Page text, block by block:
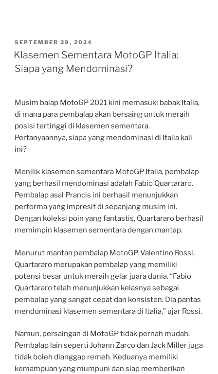
POSTED
ON
SEPTEMBER 29, 2024
Klasemen Sementara MotoGP Italia:
Siapa yang Mendominasi?
Musim balap MotoGP 2021 kini memasuki babak Italia,
di mana para pembalap akan bersaing untuk meraih
posisi tertinggi di klasemen sementara.
Pertanyaannya, siapa yang mendominasi di Italia kali
ini?
Menilik klasemen sementara MotoGP Italia, pembalap
yang berhasil mendominasi adalah Fabio Quartararo.
Pembalap asal Prancis ini berhasil menunjukkan
performa yang impresif di sepanjang musim ini.
Dengan koleksi poin yang fantastis, Quartararo berhasil
memimpin klasemen sementara dengan mantap.
Menurut mantan pembalap MotoGP, Valentino Rossi,
Quartararo merupakan pembalap yang memiliki
potensi besar untuk meraih gelar juara dunia. “Fabio
Quartararo telah menunjukkan kelasnya sebagai
pembalap yang sangat cepat dan konsisten. Dia pantas
mendominasi klasemen sementara di Italia,” ujar Rossi.
Namun, persaingan di MotoGP tidak pernah mudah.
Pembalap lain seperti Johann Zarco dan Jack Miller juga
tidak boleh dianggap remeh. Keduanya memiliki
kemampuan yang mumpuni dan siap memberikan